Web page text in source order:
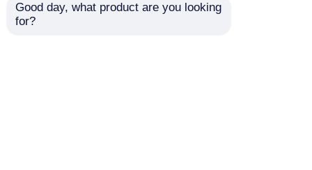
Good day, what product are you looking
for?